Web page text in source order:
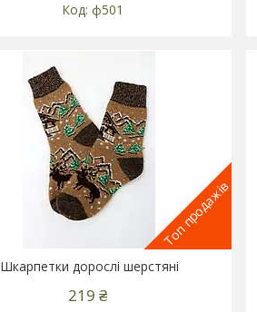
ф501
Топ продажів
Шкарпетки дорослі шерстяні
219 ₴